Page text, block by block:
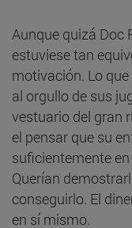
Aunque quizá Doc
estuviese tan
motivación. Lo
al orgullo de sus
vestuario del gran
el pensar que su
suficientemente
Querían
conseguirlo. El
en sí mismo.